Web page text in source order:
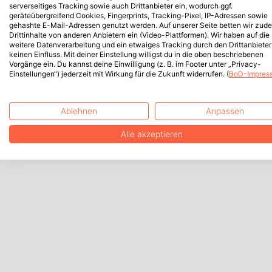
serverseitiges Tracking sowie auch Drittanbieter ein, wodurch ggf.
geräteübergreifend Cookies, Fingerprints, Tracking-Pixel, IP-Adressen sowie
gehashte E-Mail-Adressen genutzt werden. Auf unserer Seite betten wir
Drittinhalte von anderen Anbietern ein (Video-Plattformen). Wir haben auf die
weitere Datenverarbeitung und ein etwaiges Tracking durch den Drittanbieter
keinen Einfluss. Mit deiner Einstellung willigst du in die oben beschriebenen
Vorgänge ein. Du kannst deine Einwilligung (z. B. im Footer unter „Privacy-
Einstellungen“) jederzeit mit Wirkung für die Zukunft widerrufen. (BoD-
Ablehnen Anpassen
Alle akzeptieren